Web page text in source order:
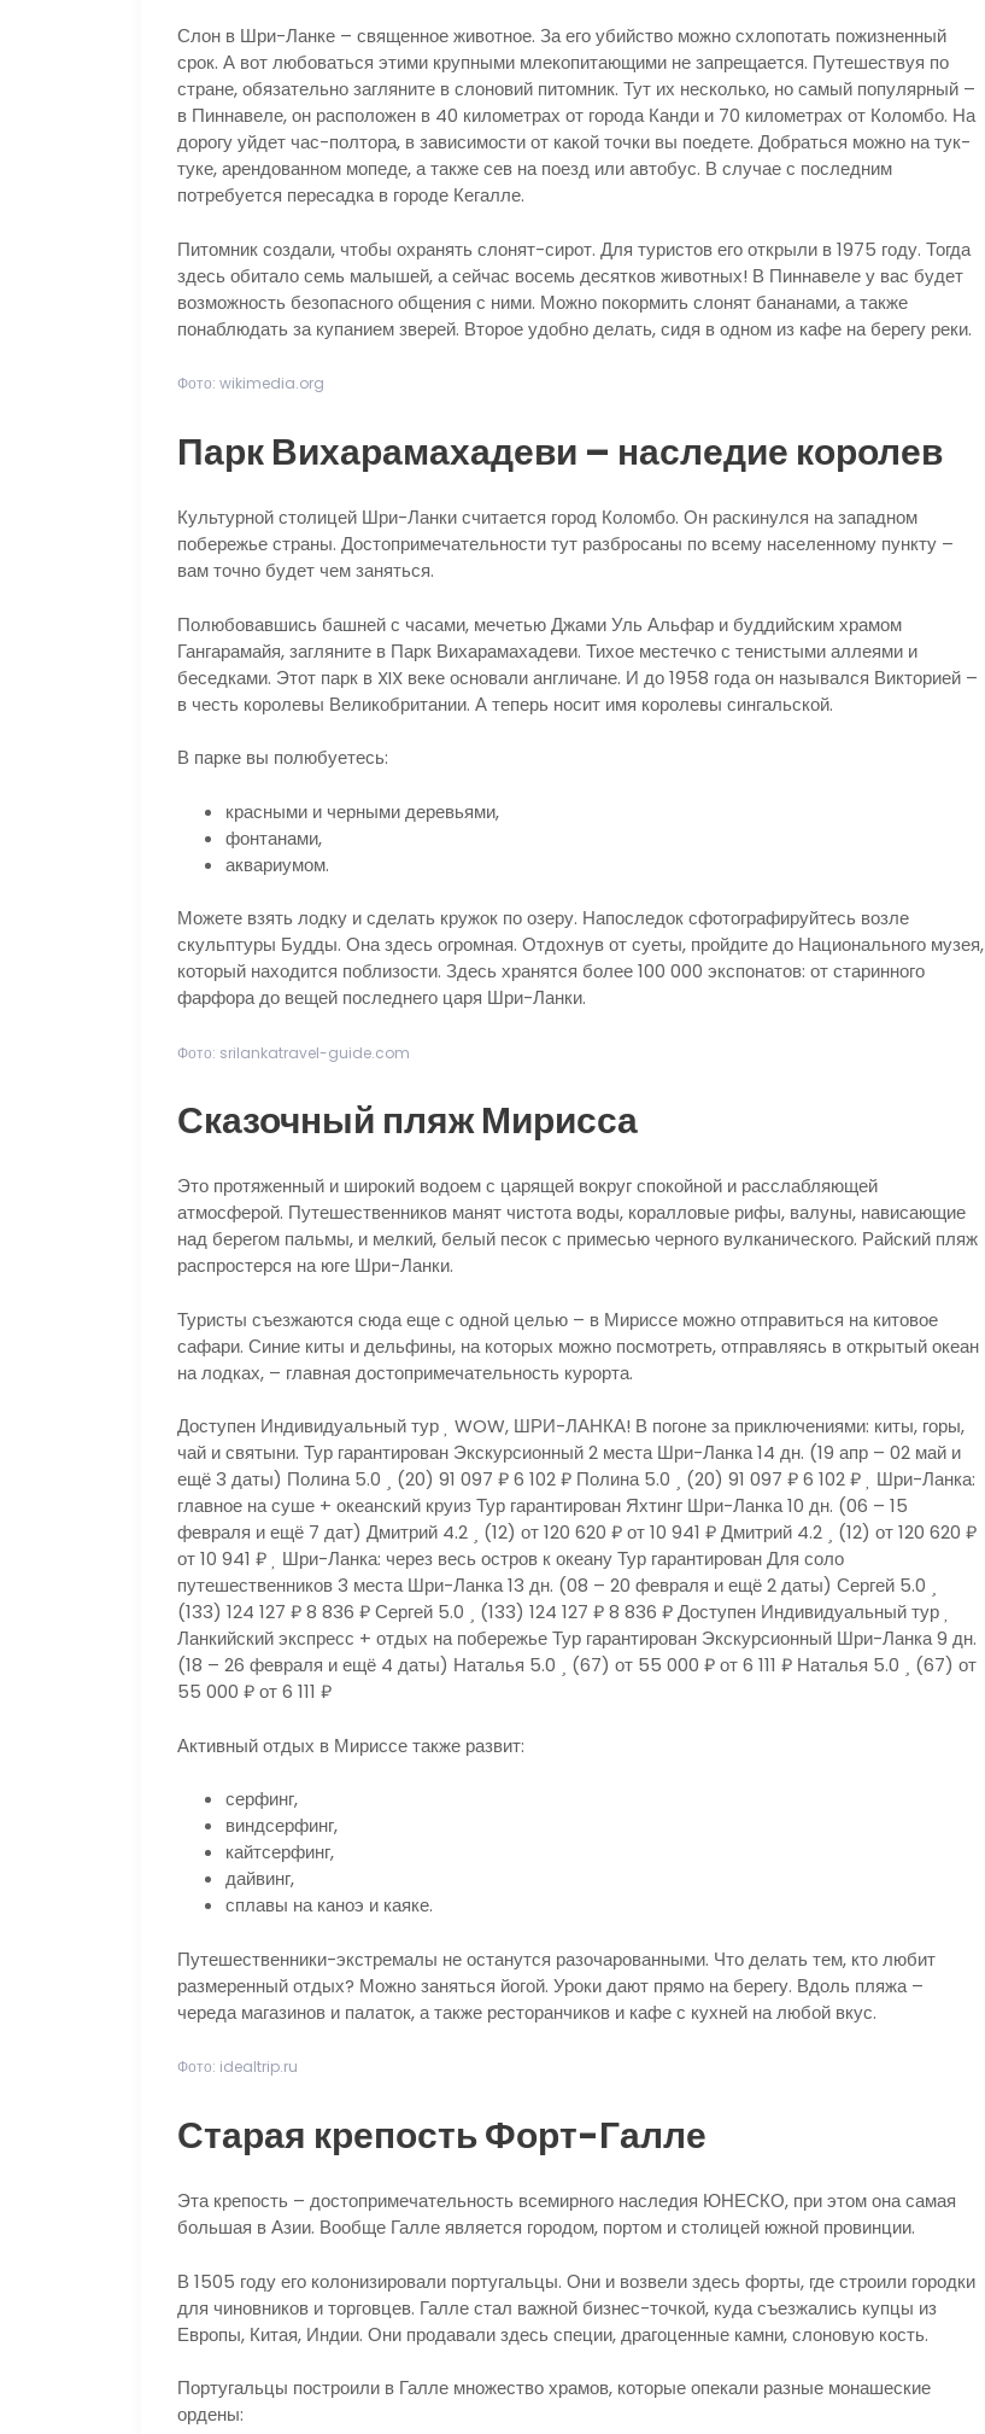
Слон в Шри-Ланке – священное животное. За его убийство можно схлопотать пожизненный
срок. А вот любоваться этими крупными млекопитающими не запрещается. Путешествуя по
стране, обязательно загляните в слоновий питомник. Тут их несколько, но самый популярный –
в Пиннавеле, он расположен в 40 километрах от города Канди и 70 километрах от Коломбо. На
дорогу уйдет час-полтора, в зависимости от какой точки вы поедете. Добраться можно на тук-
туке, арендованном мопеде, а также сев на поезд или автобус. В случае с последним
потребуется пересадка в городе Кегалле.
Питомник создали, чтобы охранять слонят-сирот. Для туристов его открыли в 1975 году. Тогда
здесь обитало семь малышей, а сейчас восемь десятков животных! В Пиннавеле у вас будет
возможность безопасного общения с ними. Можно покормить слонят бананами, а также
понаблюдать за купанием зверей. Второе удобно делать, сидя в одном из кафе на берегу реки.
Фото: wikimedia.org
Парк Вихарамахадеви – наследие королев
Культурной столицей Шри-Ланки считается город Коломбо. Он раскинулся на западном
побережье страны. Достопримечательности тут разбросаны по всему населенному пункту –
вам точно будет чем заняться.
Полюбовавшись башней с часами, мечетью Джами Уль Альфар и буддийским храмом
Гангарамайя, загляните в Парк Вихарамахадеви. Тихое местечко с тенистыми аллеями и
беседками. Этот парк в XIX веке основали англичане. И до 1958 года он назывался Викторией –
в честь королевы Великобритании. А теперь носит имя королевы сингальской.
В парке вы полюбуетесь:
красными и черными деревьями,
фонтанами,
аквариумом.
Можете взять лодку и сделать кружок по озеру. Напоследок сфотографируйтесь возле
скульптуры Будды. Она здесь огромная. Отдохнув от суеты, пройдите до Национального музея,
который находится поблизости. Здесь хранятся более 100 000 экспонатов: от старинного
фарфора до вещей последнего царя Шри-Ланки.
Фото: srilankatravel-guide.com
Сказочный пляж Мирисса
Это протяженный и широкий водоем с царящей вокруг спокойной и расслабляющей
атмосферой. Путешественников манят чистота воды, коралловые рифы, валуны, нависающие
над берегом пальмы, и мелкий, белый песок с примесью черного вулканического. Райский пляж
распростерся на юге Шри-Ланки.
Туристы съезжаются сюда еще с одной целью – в Мириссе можно отправиться на китовое
сафари. Синие киты и дельфины, на которых можно посмотреть, отправляясь в открытый океан
на лодках, – главная достопримечательность курорта.
Доступен Индивидуальный тур
WOW, ШРИ-ЛАНКА! В погоне за приключениями: киты, горы,
чай и святыни. Тур гарантирован Экскурсионный 2 места Шри-Ланка14 дн. (19 апр – 02 май и
ещё 3 даты) Полина 5.0 (20) 91 097 ₽6 102 ₽ Полина 5.0 (20) 91 097 ₽6 102 ₽
Шри-Ланка:
главное на суше + океанский круиз Тур гарантирован Яхтинг Шри-Ланка10 дн. (06 – 15
февраля и ещё 7 дат) Дмитрий 4.2 (12) от 120 620 ₽от 10 941 ₽Дмитрий 4.2 (12) от 120 620 ₽
от 10 941 ₽
Шри-Ланка: через весь остров к океану Тур гарантирован Для соло
путешественников 3 места Шри-Ланка13 дн. (08 – 20 февраля и ещё 2 даты) Сергей 5.0
(133) 124 127 ₽8 836 ₽Сергей 5.0 (133) 124 127 ₽8 836 ₽Доступен Индивидуальный тур
Ланкийский экспресс + отдых на побережье Тур гарантирован Экскурсионный Шри-Ланка9 дн.
(18 – 26 февраля и ещё 4 даты) Наталья 5.0 (67) от 55 000 ₽от 6 111 ₽ Наталья 5.0 (67) от
55 000 ₽от 6 111 ₽
Активный отдых в Мириссе также развит:
серфинг,
виндсерфинг,
кайтсерфинг,
дайвинг,
сплавы на каноэ и каяке.
Путешественники-экстремалы не останутся разочарованными. Что делать тем, кто любит
размеренный отдых? Можно заняться йогой. Уроки дают прямо на берегу. Вдоль пляжа –
череда магазинов и палаток, а также ресторанчиков и кафе с кухней на любой вкус.
Фото: idealtrip.ru
Старая крепость Форт-Галле
Эта крепость – достопримечательность всемирного наследия ЮНЕСКО, при этом она самая
большая в Азии. Вообще Галле является городом, портом и столицей южной провинции.
В 1505 году его колонизировали португальцы. Они и возвели здесь форты, где строили городки
для чиновников и торговцев. Галле стал важной бизнес-точкой, куда съезжались купцы из
Европы, Китая, Индии. Они продавали здесь специи, драгоценные камни, слоновую кость.
Португальцы построили в Галле множество храмов, которые опекали разные монашеские
ордены: